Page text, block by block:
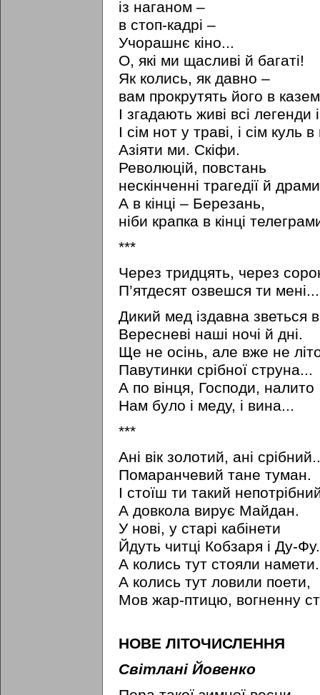
із наганом –
в стоп-кадрі –
Учорашнє кіно...
О, які ми щасливі й багаті!
Як колись, як давно –
вам прокрутять його в
І згадають живі всі легенди
І сім нот у траві, і сім куль в
Азіяти ми. Скіфи.
Революцій, повстань
нескінченні трагедії й
А в кінці – Березань,
ніби крапка в кінці
***
Через тридцять, через
П’ятдесят озвешся ти мені...
Дикий мед іздавна зветься
Вересневі наші ночі й дні.
Ще не осінь, але вже не
Павутинки срібної струна...
А по вінця, Господи, налито
Нам було і меду, і вина...
***
Ані вік золотий, ані
Помаранчевий тане туман.
I стоїш ти такий
А довкола вирує Майдан.
У нові, у старі кабінети
Йдуть читці Кобзаря i Ду-Фу.
А колись тут стояли намети.
А колись тут ловили поети,
Мов жар-птицю, вогненну
НОВЕ ЛІТОЧИСЛЕННЯ
Cвітлані Йовенко